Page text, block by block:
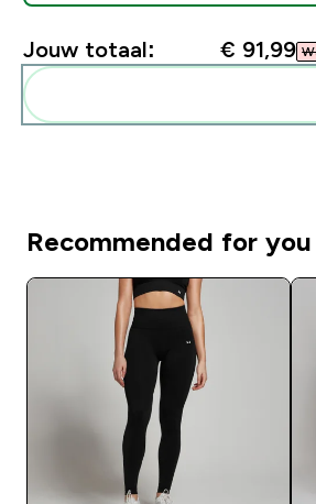
Jouw totaal: € 91,99‎
Recommended for you